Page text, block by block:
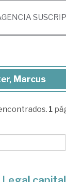
Marcus
1